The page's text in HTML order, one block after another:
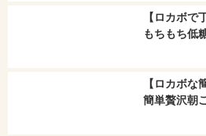
【ロカボで
もちもち低
【ロカボな
簡単贅沢朝